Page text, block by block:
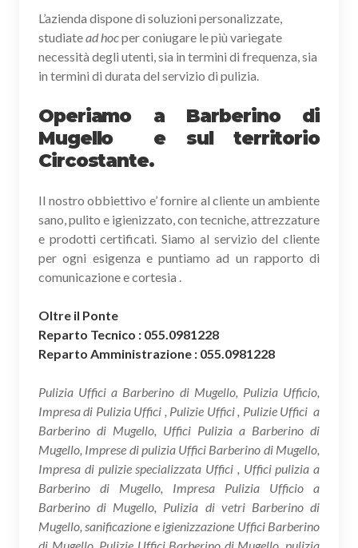
L’azienda dispone di soluzioni personalizzate,
studiatead hocper coniugare le più variegate
necessità degli utenti, sia in termini di frequenza, sia
in termini di durata del servizio di pulizia.
Operiamo a Barberino di
Mugello e sul territorio
Circostante.
Il nostro obbiettivo e’ fornire al cliente un ambiente
sano, pulito e igienizzato, con tecniche, attrezzature
e prodotti certificati. Siamo al servizio del cliente
per ogni esigenza e puntiamo ad un rapporto di
comunicazione e cortesia .
Oltre il Ponte
Reparto Tecnico : 055.0981228
Reparto Amministrazione : 055.0981228
Pulizia Uffici a Barberino di Mugello, Pulizia Ufficio,
Impresa di Pulizia Uffici , Pulizie Uffici , Pulizie Uffici a
Barberino di Mugello, Uffici Pulizia a Barberino di
Mugello, Imprese di pulizia Uffici Barberino di Mugello,
Impresa di pulizie specializzata Uffici , Uffici pulizia a
Barberino di Mugello, Impresa Pulizia Ufficio a
Barberino di Mugello, Pulizia di vetri Barberino di
Mugello, sanificazione e igienizzazione Uffici Barberino